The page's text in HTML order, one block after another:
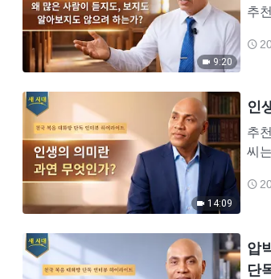
9:20
추
양
14:09
인
추
씨
압
단